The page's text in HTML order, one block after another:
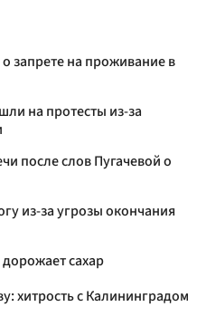
запрете на проживание в
на протесты из-за
после слов Пугачевой о
из-за угрозы окончания
сахар
хитрость с Калининградом